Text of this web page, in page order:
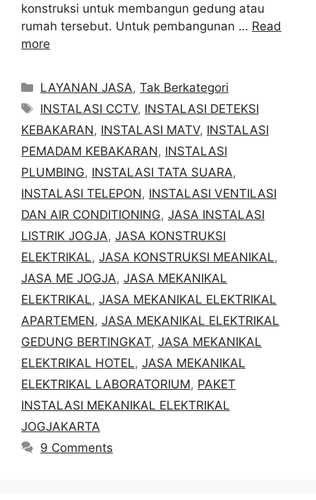
konstruksi untuk membangun gedung atau
rumah tersebut. Untuk pembangunan … Read
more
Categories
LAYANAN JASA,Tak Berkategori
Tags
INSTALASI CCTV, INSTALASI DETEKSI
KEBAKARAN, INSTALASI MATV, INSTALASI
PEMADAM KEBAKARAN, INSTALASI
PLUMBING, INSTALASI TATA SUARA,
INSTALASI TELEPON, INSTALASI VENTILASI
DAN AIR CONDITIONING, JASA INSTALASI
LISTRIK JOGJA, JASA KONSTRUKSI
ELEKTRIKAL, JASA KONSTRUKSI MEANIKAL,
JASA ME JOGJA, JASA MEKANIKAL
ELEKTRIKAL, JASA MEKANIKAL ELEKTRIKAL
APARTEMEN, JASA MEKANIKAL ELEKTRIKAL
GEDUNG BERTINGKAT, JASA MEKANIKAL
ELEKTRIKAL HOTEL, JASA MEKANIKAL
ELEKTRIKAL LABORATORIUM, PAKET
INSTALASI MEKANIKAL ELEKTRIKAL
JOGJAKARTA
9 Comments